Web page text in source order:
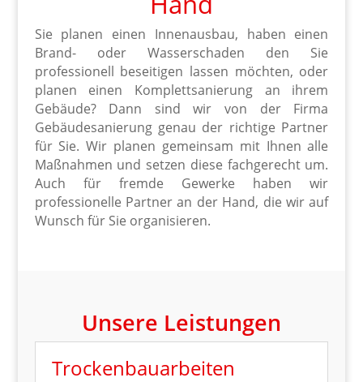
Sie planen einen Innenausbau, haben einen
Brand- oder Wasserschaden den Sie
professionell beseitigen lassen möchten, oder
planen einen Komplettsanierung an ihrem
Gebäude? Dann sind wir von der Firma
Gebäudesanierung genau der richtige Partner
für Sie. Wir planen gemeinsam mit Ihnen alle
Maßnahmen und setzen diese fachgerecht um.
Auch für fremde Gewerke haben wir
professionelle Partner an der Hand, die wir auf
Wunsch für Sie organisieren.
Unsere Leistungen
Trockenbauarbeiten